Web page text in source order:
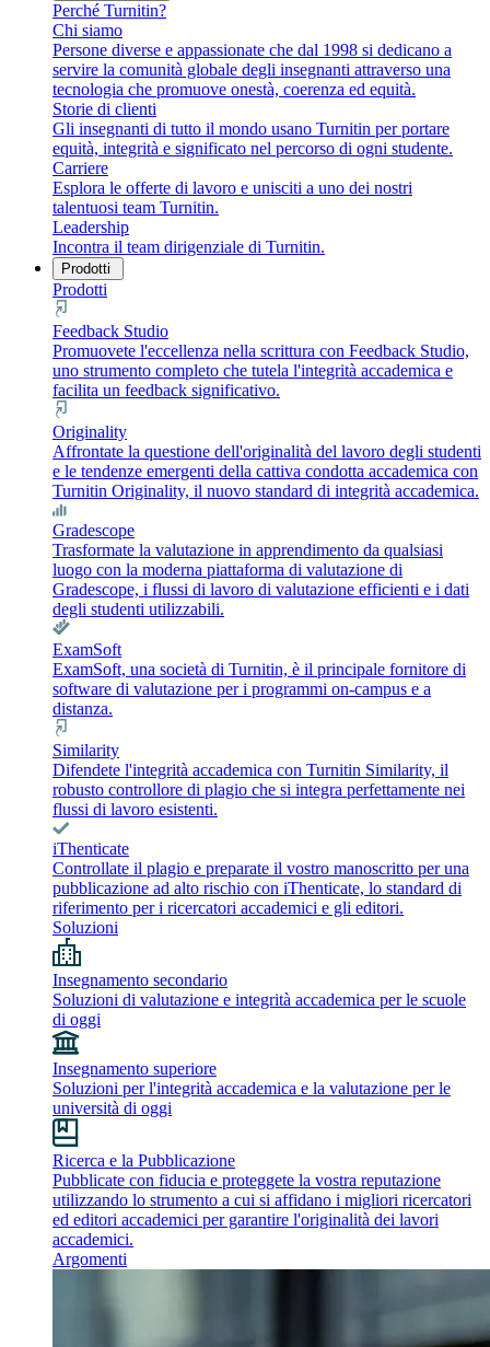
Perché Turnitin?
Chi siamo
Persone diverse e appassionate che dal 1998 si dedicano a
servire la comunità globale degli insegnanti attraverso una
tecnologia che promuove onestà, coerenza ed equità.
Storie di clienti
Gli insegnanti di tutto il mondo usano Turnitin per portare
equità, integrità e significato nel percorso di ogni studente.
Carriere
Esplora le offerte di lavoro e unisciti a uno dei nostri
talentuosi team Turnitin.
Leadership
Incontra il team dirigenziale di Turnitin.
Prodotti
Prodotti
Feedback Studio
Promuovete l'eccellenza nella scrittura con Feedback Studio,
uno strumento completo che tutela l'integrità accademica e
facilita un feedback significativo.
Originality
Affrontate la questione dell'originalità del lavoro degli studenti
e le tendenze emergenti della cattiva condotta accademica con
Turnitin Originality, il nuovo standard di integrità accademica.
Gradescope
Trasformate la valutazione in apprendimento da qualsiasi
luogo con la moderna piattaforma di valutazione di
Gradescope, i flussi di lavoro di valutazione efficienti e i dati
degli studenti utilizzabili.
ExamSoft
ExamSoft, una società di Turnitin, è il principale fornitore di
software di valutazione per i programmi on-campus e a
distanza.
Similarity
Difendete l'integrità accademica con Turnitin Similarity, il
robusto controllore di plagio che si integra perfettamente nei
flussi di lavoro esistenti.
iThenticate
Controllate il plagio e preparate il vostro manoscritto per una
pubblicazione ad alto rischio con iThenticate, lo standard di
riferimento per i ricercatori accademici e gli editori.
Soluzioni
Insegnamento secondario
Soluzioni di valutazione e integrità accademica per le scuole
di oggi
Insegnamento superiore
Soluzioni per l'integrità accademica e la valutazione per le
università di oggi
Ricerca e la Pubblicazione
Pubblicate con fiducia e proteggete la vostra reputazione
utilizzando lo strumento a cui si affidano i migliori ricercatori
ed editori accademici per garantire l'originalità dei lavori
accademici.
Argomenti